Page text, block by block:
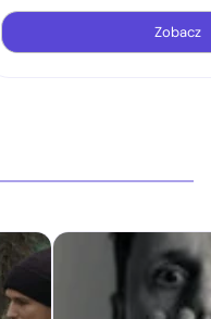
Zobacz